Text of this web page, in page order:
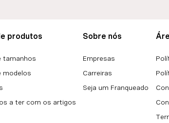
produtos
tamanhos
modelos
a ter com os artigos
Sobre nós
Empresas
Carreiras
Seja um Franqueado